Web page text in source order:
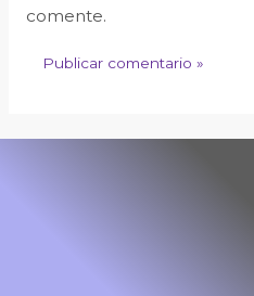
comente.